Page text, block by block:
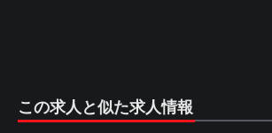
この求人と似た求人情報